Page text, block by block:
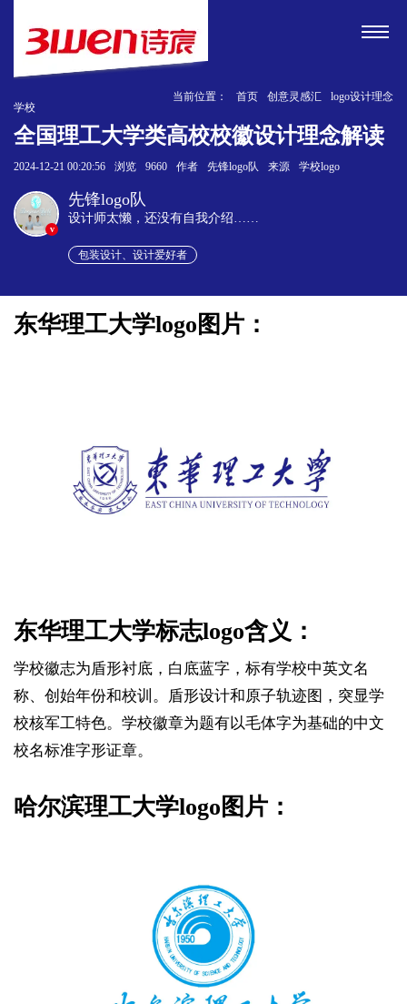
当前位置： 首页 创意灵感汇
logo设计理念
学校
全国理工大学类高校校徽设计理念解读
2024-12-21 00:20:56 浏览 9660 作者 先锋logo队 来源 学校logo
v
先锋logo队
设计师太懒，还没有自我介绍……
包装设计、设计爱好者
东华理工大学logo图片：
东华理工大学标志logo含义：
学校徽志为盾形衬底，白底蓝字，标有学校中英文名
称、创始年份和校训。盾形设计和原子轨迹图，突显学
校核军工特色。学校徽章为题有以毛体字为基础的中文
校名标准字形证章。
哈尔滨理工大学logo图片：